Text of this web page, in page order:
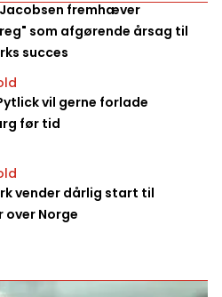
fremhæver
som afgørende årsag til
succes
vil gerne forlade
før tid
vender dårlig start til
over Norge